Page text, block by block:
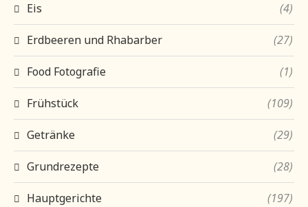
Eis (4)
Erdbeeren und Rhabarber (27)
Food Fotografie (1)
Frühstück (109)
Getränke (29)
Grundrezepte (28)
Hauptgerichte (197)